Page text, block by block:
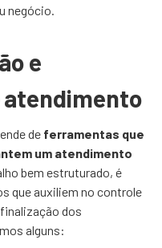
negócio.
e
atendimento
de ferramentas que
um atendimento
bem estruturado, é
que auxiliem no controle
dos
alguns: